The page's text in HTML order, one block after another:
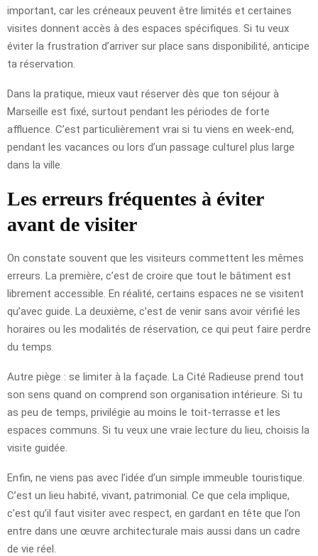
important, car les créneaux peuvent être limités et certaines
visites donnent accès à des espaces spécifiques. Si tu veux
éviter la frustration d’arriver sur place sans disponibilité, anticipe
ta réservation.
Dans la pratique, mieux vaut réserver dès que ton séjour à
Marseille est fixé, surtout pendant les périodes de forte
affluence. C’est particulièrement vrai si tu viens en week-end,
pendant les vacances ou lors d’un passage culturel plus large
dans la ville.
Les erreurs fréquentes à éviter
avant de visiter
On constate souvent que les visiteurs commettent les mêmes
erreurs. La première, c’est de croire que tout le bâtiment est
librement accessible. En réalité, certains espaces ne se visitent
qu’avec guide. La deuxième, c’est de venir sans avoir vérifié les
horaires ou les modalités de réservation, ce qui peut faire perdre
du temps.
Autre piège : se limiter à la façade. La Cité Radieuse prend tout
son sens quand on comprend son organisation intérieure. Si tu
as peu de temps, privilégie au moins le toit-terrasse et les
espaces communs. Si tu veux une vraie lecture du lieu, choisis la
visite guidée.
Enfin, ne viens pas avec l’idée d’un simple immeuble touristique.
C’est un lieu habité, vivant, patrimonial. Ce que cela implique,
c’est qu’il faut visiter avec respect, en gardant en tête que l’on
entre dans une œuvre architecturale mais aussi dans un cadre
de vie réel.